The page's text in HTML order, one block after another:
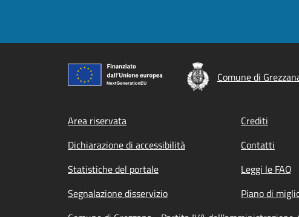
Comune di
Footer menu
Area riservata Crediti
Dichiarazione di accessibilità
Contatti
Statistiche del portale
Leggi le FAQ
Segnalazione disservizio
Piano di